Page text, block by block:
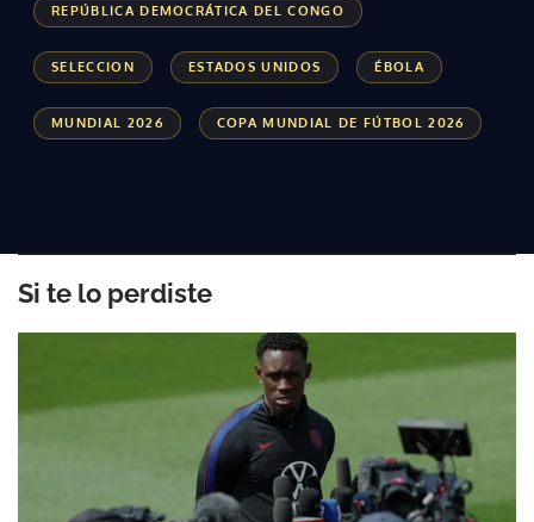
REPÚBLICA DEMOCRÁTICA DEL CONGO
SELECCION ESTADOS UNIDOS ÉBOLA
MUNDIAL 2026 COPA MUNDIAL DE FÚTBOL 2026
Si te lo perdiste